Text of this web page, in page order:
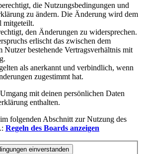
die Nutzungsbedingungen und
zu ändern. Die Änderung wird dem
mitgeteilt.
den Änderungen zu widersprechen.
erlischt das zwischen dem
Nutzer bestehende Vertragsverhältnis mit
als anerkannt und verbindlich, wenn
zugestimmt hat.
mit deinen persönlichen Daten
enthalten.
folgenden Abschnitt zur Nutzung des
Regeln des Boards anzeigen